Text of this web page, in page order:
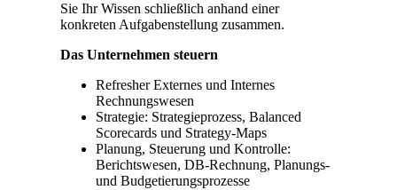
Sie Ihr Wissen schließlich anhand einer
konkreten Aufgabenstellung zusammen.
Das Unternehmen steuern
Refresher Externes und Internes
Rechnungswesen
Strategie: Strategieprozess, Balanced
Scorecards und Strategy-Maps
Planung, Steuerung und Kontrolle:
Berichtswesen, DB-Rechnung, Planungs-
und Budgetierungsprozesse